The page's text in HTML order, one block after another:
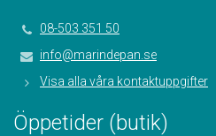
08-503 351 50
info@marindepan.se
Visa alla våra kontaktuppgifter
Öppetider (butik)